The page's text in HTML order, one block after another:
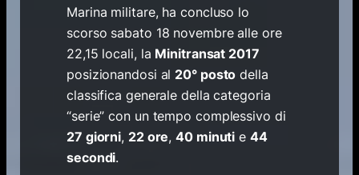
Marina militare, ha concluso lo
scorso sabato 18 novembre alle ore
22,15 locali, la Minitransat 2017
posizionandosi al 20° posto della
classifica generale della categoria
“serie” con un tempo complessivo di
27 giorni, 22 ore,40 minuti e 44
secondi.